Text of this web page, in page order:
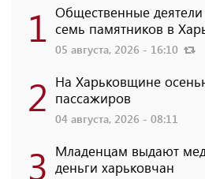
1 Общественные деятели
семь памятников в
05 августа, 2026 - 16:10
2 На Харьковщине
пассажиров
04 августа, 2026 - 08:11
3 Младенцам выдают
деньги харьковчан